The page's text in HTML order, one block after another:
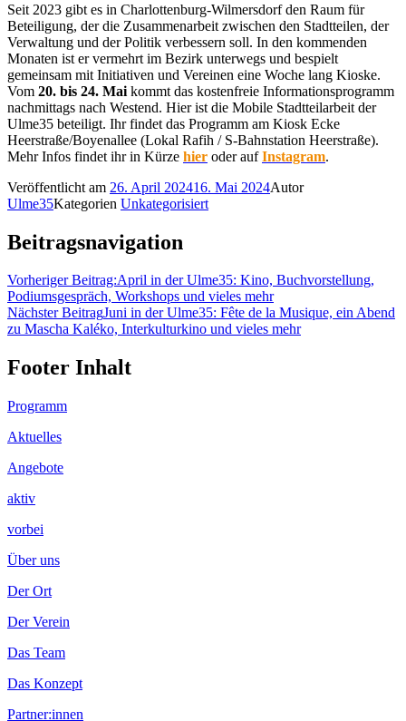
Seit 2023 gibt es in Charlottenburg-Wilmersdorf den Raum für
Beteiligung, der die Zusammenarbeit zwischen den Stadtteilen, der
Verwaltung und der Politik verbessern soll. In den kommenden
Monaten ist er vermehrt im Bezirk unterwegs und bespielt
gemeinsam mit Initiativen und Vereinen eine Woche lang Kioske.
Vom 20. bis 24. Mai kommt das kostenfreie Informationsprogramm
nachmittags nach Westend. Hier ist die Mobile Stadtteilarbeit der
Ulme35 beteiligt. Ihr findet das Programm am Kiosk Ecke
Heerstraße/Boyenallee (Lokal Rafih / S-Bahnstation Heerstraße).
Mehr Infos findet ihr in Kürze hier oder aufInstagram.
Veröffentlicht am 26. April 202416. Mai 2024Autor
Ulme35Kategorien Unkategorisiert
Beitragsnavigation
Vorheriger Beitrag:April in der Ulme35: Kino, Buchvorstellung,
Podiumsgespräch, Workshops und vieles mehr
Nächster BeitragJuni in der Ulme35: Fête de la Musique, ein Abend
zu Mascha Kaléko, Interkulturkino und vieles mehr
Footer Inhalt
Programm
Aktuelles
Angebote
aktiv
vorbei
Über uns
Der Ort
Der Verein
Das Team
Das Konzept
Partner:innen